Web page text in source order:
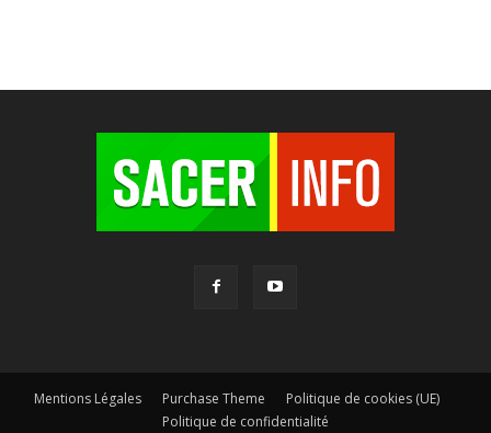
Mentions Légales Purchase Theme
Politique de cookies (UE)
Politique de confidentialité